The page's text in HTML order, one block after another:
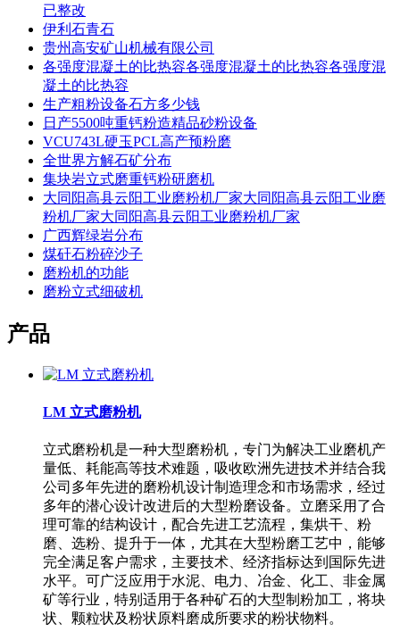
已整改
伊利石青石
贵州高安矿山机械有限公司
各强度混凝土的比热容各强度混凝土的比热容各强度混
凝土的比热容
生产粗粉设备石方多少钱
日产5500吨重钙粉造精品砂粉设备
VCU743L硬玉PCL高产预粉磨
全世界方解石矿分布
集块岩立式磨重钙粉研磨机
大同阳高县云阳工业磨粉机厂家大同阳高县云阳工业磨
粉机厂家大同阳高县云阳工业磨粉机厂家
广西辉绿岩分布
煤矸石粉碎沙子
磨粉机的功能
磨粉立式细破机
产品
LM 立式磨粉机
立式磨粉机是一种大型磨粉机，专门为解决工业磨机产
量低、耗能高等技术难题，吸收欧洲先进技术并结合我
公司多年先进的磨粉机设计制造理念和市场需求，经过
多年的潜心设计改进后的大型粉磨设备。立磨采用了合
理可靠的结构设计，配合先进工艺流程，集烘干、粉
磨、选粉、提升于一体，尤其在大型粉磨工艺中，能够
完全满足客户需求，主要技术、经济指标达到国际先进
水平。可广泛应用于水泥、电力、冶金、化工、非金属
矿等行业，特别适用于各种矿石的大型制粉加工，将块
状、颗粒状及粉状原料磨成所要求的粉状物料。